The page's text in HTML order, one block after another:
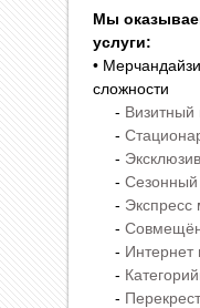
Мы
услуги:
•
сложности
- Визитный
-
-
- Сезонный
- Экспресс
-
- Интернет
-
-